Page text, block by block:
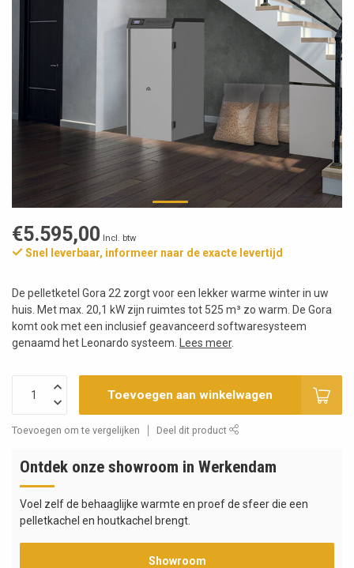
€5.595,00 Incl. btw
Snel leverbaar, informeer naar de exacte levertijd
De pelletketel Gora 22 zorgt voor een lekker warme winter in uw
huis. Met max. 20,1 kW zijn ruimtes tot 525 m³ zo warm. De Gora
komt ook met een inclusief geavanceerd softwaresysteem
genaamd het Leonardo systeem.
Lees meer.
Toevoegen aan winkelwagen
Toevoegen om te vergelijken Deel dit product
Ontdek onze showroom in Werkendam
Voel zelf de behaaglijke warmte en proef de sfeer die een
pelletkachel en houtkachel brengt.
Showroom